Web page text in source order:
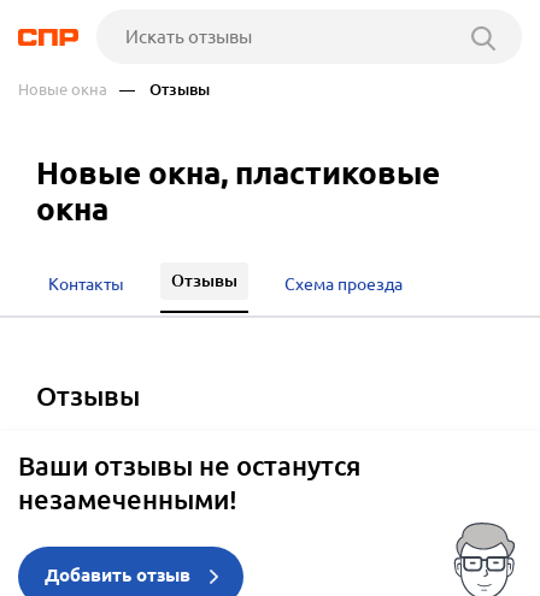
Новые окна — Отзывы
Новые окна, пластиковые
окна
отзывы
Контакты Отзывы Схема проезда
Ваши отзывы не останутся
незамеченными!
Добавить отзыв